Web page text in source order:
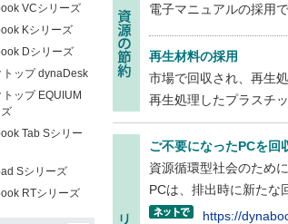
VCシリーズ
Kシリーズ
Dシリーズ
トップ dynaDesk
ップ EQUIUM
Tab Sシリー
Sシリーズ
RTシリーズ
電子マニュアルの採用
再生材料の採用
市場で回収され、再生
再生処理したプラスチ
ご不要になったPCを回
資源循環型社会のため
PCは、排出時に新たな
https://